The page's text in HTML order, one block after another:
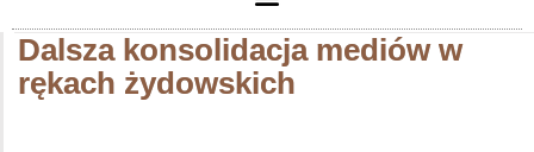
Dalsza konsolidacja mediów w
rękach żydowskich